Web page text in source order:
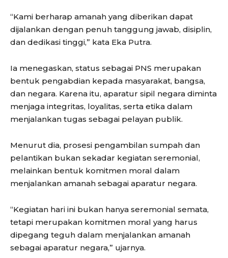
“Kami berharap amanah yang diberikan dapat
dijalankan dengan penuh tanggung jawab, disiplin,
dan dedikasi tinggi,” kata Eka Putra.
Ia menegaskan, status sebagai PNS merupakan
bentuk pengabdian kepada masyarakat, bangsa,
dan negara. Karena itu, aparatur sipil negara diminta
menjaga integritas, loyalitas, serta etika dalam
menjalankan tugas sebagai pelayan publik.
Menurut dia, prosesi pengambilan sumpah dan
pelantikan bukan sekadar kegiatan seremonial,
melainkan bentuk komitmen moral dalam
menjalankan amanah sebagai aparatur negara.
“Kegiatan hari ini bukan hanya seremonial semata,
tetapi merupakan komitmen moral yang harus
dipegang teguh dalam menjalankan amanah
sebagai aparatur negara,” ujarnya.